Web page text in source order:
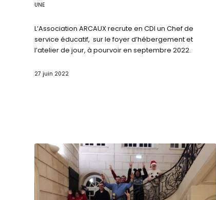
UNE
L’Association ARCAUX recrute en CDI un Chef de
service éducatif, sur le foyer d’hébergement et
l’atelier de jour, à pourvoir en septembre 2022.
27 juin 2022